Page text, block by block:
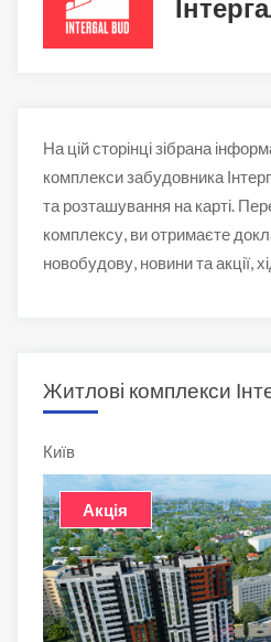
На цій сторінці зібрана
комплекси забудовника
та розташування на карті.
комплексу, ви отримаєте
новобудову, новини та акції,
Житлові комплекси
Київ
Акція